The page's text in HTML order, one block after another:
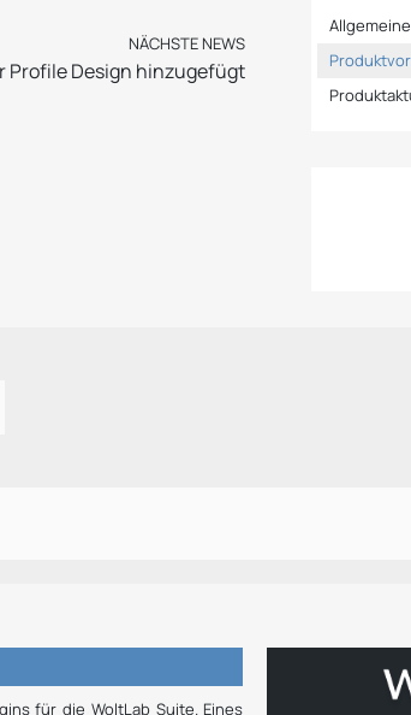
NÄCHSTE NEWS
Profile Design hinzugefügt
für die WoltLab Suite. Eines